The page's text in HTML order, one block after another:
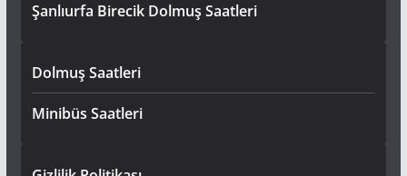
Şanlıurfa Birecik Dolmuş Saatleri
Dolmuş Saatleri
Minibüs Saatleri